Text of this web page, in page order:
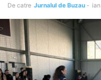
De catre Jurnalul de Buzau -